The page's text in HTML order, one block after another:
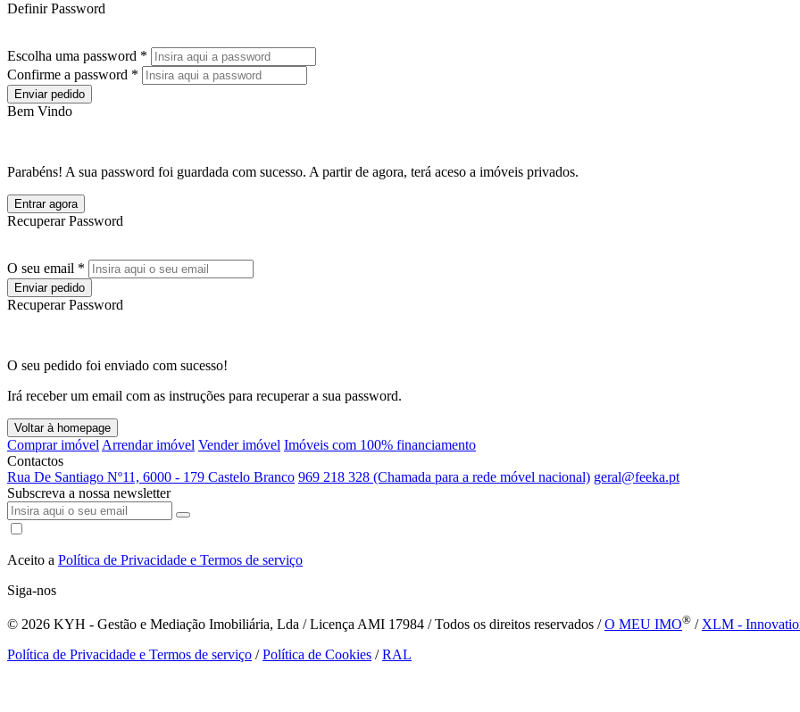
Definir Password
Escolha uma password *
Confirme a password *
Enviar pedido
Bem Vindo
Parabéns! A sua password foi guardada com sucesso. A partir de agora, terá aceso a imóveis privados.
Entrar agora
Recuperar Password
O seu email *
Enviar pedido
Recuperar Password
O seu pedido foi enviado com sucesso!
Irá receber um email com as instruções para recuperar a sua password.
Voltar à homepage
Comprar imóvel Arrendar imóvel Vender imóvel Imóveis com 100% financiamento
Contactos
Rua De Santiago Nº11, 6000 - 179 Castelo Branco 969 218 328 (Chamada para a rede móvel nacional) geral@feeka.pt
Subscreva a nossa newsletter
Aceito a Política de Privacidade e Termos de serviço
Siga-nos
© 2026 KYH - Gestão e Mediação Imobiliária, Lda / Licença AMI 17984 / Todos os direitos reservados /O MEU IMO® / XLM -
Política de Privacidade e Termos de serviço /Política de Cookies /RAL